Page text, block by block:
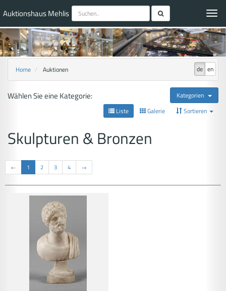
Auktionshaus Mehlis
de en
Home Auktionen
Kategorien
Wählen Sie eine Kategorie:
Liste Galerie Sortieren
Skulpturen & Bronzen
← 1 2 3 4 →